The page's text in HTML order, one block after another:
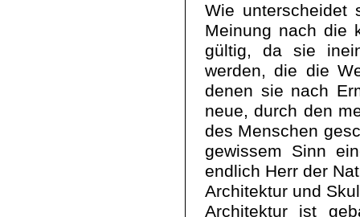
Wie unterscheidet
Meinung nach die
gültig, da sie
werden, die die
denen sie nach
neue, durch den
des Menschen
gewissem Sinn
endlich Herr der
Architektur und
Architektur ist